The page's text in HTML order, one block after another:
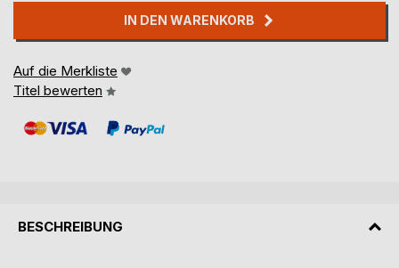
IN DEN WARENKORB
Auf die Merkliste
Titel bewerten
BESCHREIBUNG